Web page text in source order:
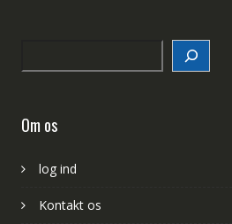
Om os
log ind
Kontakt os